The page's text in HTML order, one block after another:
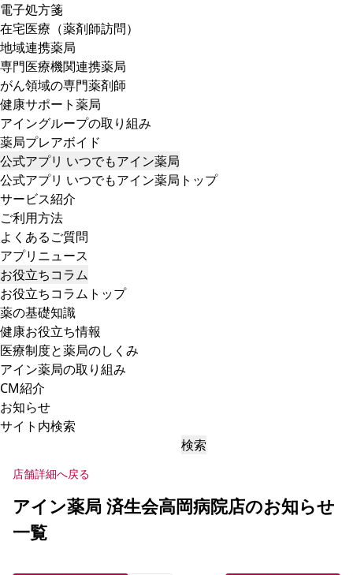
電子処方箋
在宅医療（薬剤師訪問）
地域連携薬局
専門医療機関連携薬局
がん領域の専門薬剤師
健康サポート薬局
アイングループの取り組み
薬局プレアボイド
公式アプリ いつでもアイン薬局
公式アプリ いつでもアイン薬局トップ
サービス紹介
ご利用方法
よくあるご質問
アプリニュース
お役立ちコラム
お役立ちコラムトップ
薬の基礎知識
健康お役立ち情報
医療制度と薬局のしくみ
アイン薬局の取り組み
CM紹介
お知らせ
サイト内検索
検索
店舗詳細へ戻る
アイン薬局 済生会高岡病院店のお知らせ
一覧